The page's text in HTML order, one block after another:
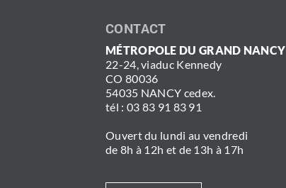
CONTACT
MÉTROPOLE DU GRAND NANCY
22-24, viaduc Kennedy
CO 80036
54035 NANCY cedex.
tél : 03 83 91 83 91
Ouvert du lundi au vendredi
de 8h à 12h et de 13h à 17h